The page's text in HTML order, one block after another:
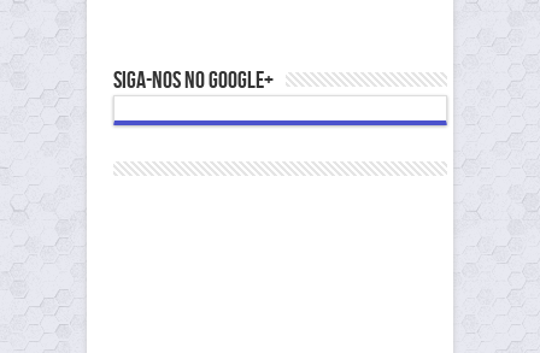
Siga-nos no Google+